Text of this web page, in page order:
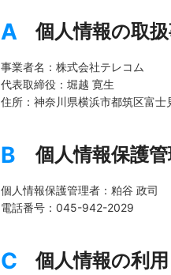
A 個人情報の取
事業者名：株式会社テレコム
代表取締役：堀越 寛生
住所：神奈川県横浜市都筑区富士
B 個人情報保護
個人情報保護管理者：粕谷 政司
電話番号：045-942-2029
C 個人情報の利